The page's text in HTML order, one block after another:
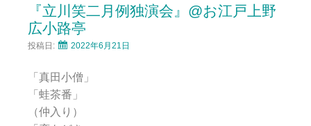
『立川笑二月例独演会』@お江戸上野
広小路亭
投稿日: 2022年6月21日
「真田小僧」
「蛙茶番」
（仲入り）